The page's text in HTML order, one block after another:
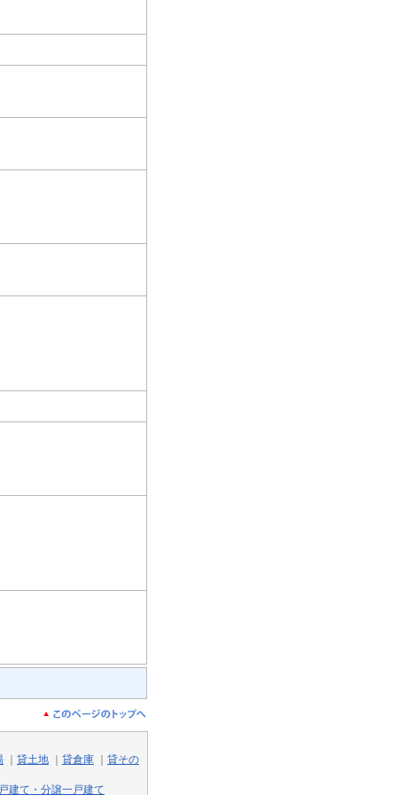
貸土地 貸倉庫
貸その
建て・分譲一戸建て